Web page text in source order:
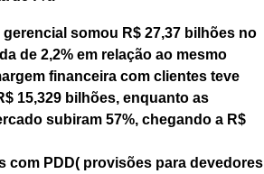
somou R$ 27,37 bilhões no
de 2,2% em relação ao mesmo
financeira com clientes teve
15,329 bilhões, enquanto as
subiram 57%, chegando a R$
com PDD( provisões para devedores